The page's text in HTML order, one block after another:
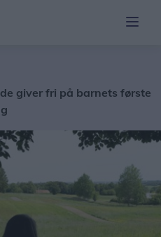
fri på barnets første